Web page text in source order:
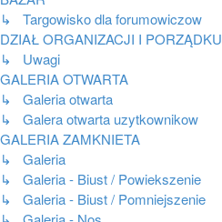
↳ Targowisko dla forumowiczow
DZIAŁ ORGANIZACJI I PORZĄDKU
↳ Uwagi
GALERIA OTWARTA
↳ Galeria otwarta
↳ Galera otwarta uzytkownikow
GALERIA ZAMKNIETA
↳ Galeria
↳ Galeria - Biust / Powiekszenie
↳ Galeria - Biust / Pomniejszenie